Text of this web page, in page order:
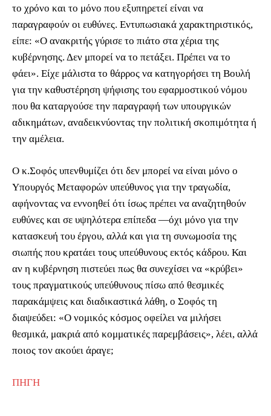
το χρόνο και το μόνο που εξυπηρετεί είναι να
παραγραφούν οι ευθύνες. Εντυπωσιακά χαρακτηριστικός,
είπε: «Ο ανακριτής γύρισε το πιάτο στα χέρια της
κυβέρνησης. Δεν μπορεί να το πετάξει. Πρέπει να το
φάει». Είχε μάλιστα το θάρρος να κατηγορήσει τη Βουλή
για την καθυστέρηση ψήφισης του εφαρμοστικού νόμου
που θα καταργούσε την παραγραφή των υπουργικών
αδικημάτων, αναδεικνύοντας την πολιτική σκοπιμότητα ή
την αμέλεια.
Ο κ.Σοφός υπενθυμίζει ότι δεν μπορεί να είναι μόνο ο
Υπουργός Μεταφορών υπεύθυνος για την τραγωδία,
αφήνοντας να εννοηθεί ότι ίσως πρέπει να αναζητηθούν
ευθύνες και σε υψηλότερα επίπεδα —όχι μόνο για την
κατασκευή του έργου, αλλά και για τη συνωμοσία της
σιωπής που κρατάει τους υπεύθυνους εκτός κάδρου. Και
αν η κυβέρνηση πιστεύει πως θα συνεχίσει να «κρύβει»
τους πραγματικούς υπεύθυνους πίσω από θεσμικές
παρακάμψεις και διαδικαστικά λάθη, ο Σοφός τη
διαψεύδει: «Ο νομικός κόσμος οφείλει να μιλήσει
θεσμικά, μακριά από κομματικές παρεμβάσεις», λέει, αλλά
ποιος τον ακούει άραγε;
ΠΗΓΗ